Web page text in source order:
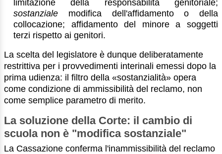
limitazione della responsabilità genitoriale;
sostanziale modifica dell'affidamento o della
collocazione; affidamento del minore a soggetti
terzi rispetto ai genitori.
La scelta del legislatore è dunque deliberatamente
restrittiva per i provvedimenti interinali emessi dopo la
prima udienza: il filtro della «sostanzialità» opera
come condizione di ammissibilità del reclamo, non
come semplice parametro di merito.
La soluzione della Corte: il cambio di
scuola non è "modifica sostanziale"
La Cassazione conferma l'inammissibilità del reclamo